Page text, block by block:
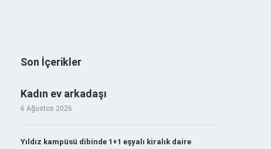
Son İçerikler
Kadın ev arkadaşı
6 Ağustos 2026
Yıldız kampüsü dibinde 1+1 eşyalı kiralık daire